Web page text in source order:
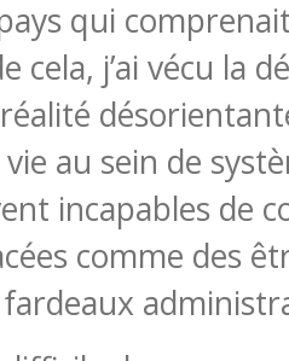
qui
cela, j’ai vécu la
au sein de
incapables de
comme des